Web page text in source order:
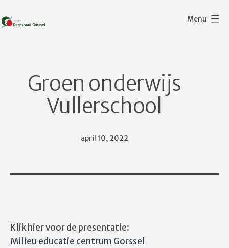
naar
Menu
Groen onderwijs
Vullerschool
Gepubliceerd
april 10, 2022
Klik hier voor de presentatie:
Milieu educatie centrum Gorssel